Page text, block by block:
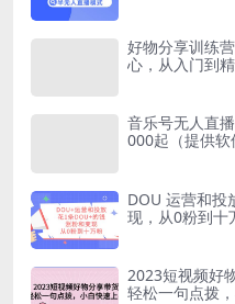
好物分享训练
心，从入门到
音乐号无人直
000起（提供软
DOU 运营和投
现，从0粉到十
2023短视频好
轻松一句点拨